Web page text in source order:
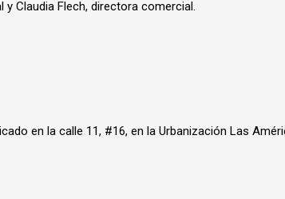
y Claudia Flech, directora comercial.
en la calle 11, #16, en la Urbanización Las